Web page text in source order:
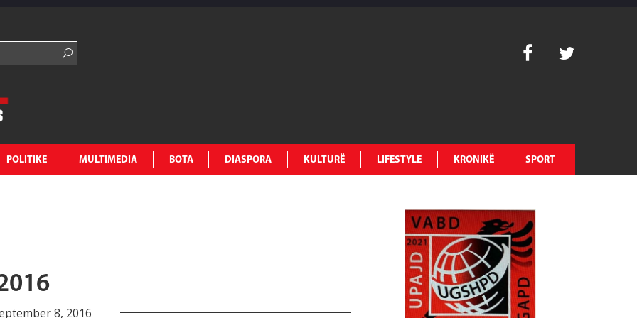
POLITIKE MULTIMEDIA BOTA DIASPORA KULTURË LIFESTYLE KRONIKË SPORT
8, 2016